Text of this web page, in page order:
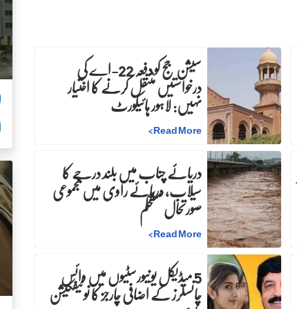
سیشن جج کو دفعہ 22-اے کی
درخواستیں منتقل کرنے کا اختیار
نہیں: لاہور ہائیکورٹ
Read More
>
دریائے چناب میں بلند درجے کا
سیلاب، دریائے راوی میں مجموعی
صورتحال مستحکم
Read More
>
5 میڈیکل یونیورسٹیوں میں وائس
چانسلرز کے اضافی چارجز کا نوٹیفکیشن